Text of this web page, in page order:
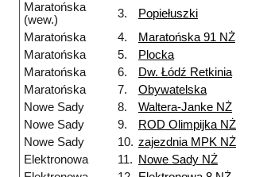
Maratońska
(wew.)
3. Popiełuszki
Maratońska 4. Maratońska 91 NŻ
Maratońska
5. Plocka
Maratońska
6. Dw. Łódź Retkinia
Maratońska
7. Obywatelska
Nowe Sady
8. Waltera-Janke NŻ
Nowe Sady
9. ROD Olimpijka NŻ
Nowe Sady
10. zajezdnia MPK NŻ
Elektronowa
11. Nowe Sady NŻ